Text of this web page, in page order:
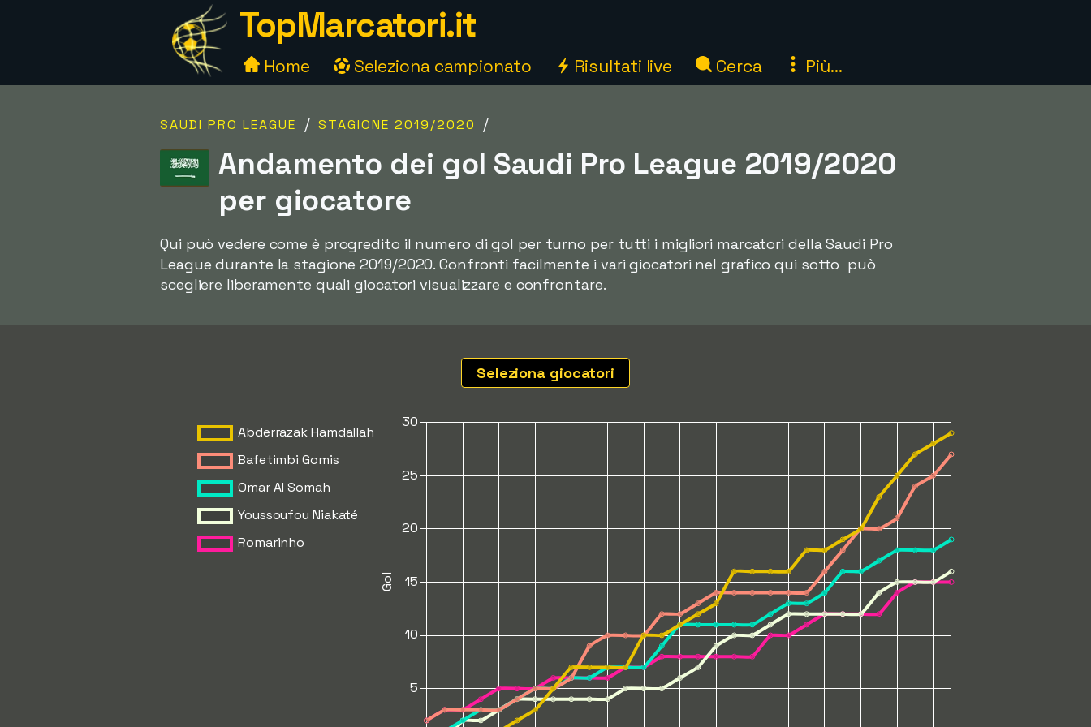
TopMarcatori.it
Home Seleziona campionato Risultati live Cerca Più...
SAUDI PRO LEAGUE / STAGIONE 2019/2020 /
Andamento dei gol Saudi Pro League 2019/2020
per giocatore
Qui può vedere come è progredito il numero di gol per turno per tutti i migliori marcatori della Saudi Pro
League durante la stagione 2019/2020. Confronti facilmente i vari giocatori nel grafico qui sotto  può
scegliere liberamente quali giocatori visualizzare e confrontare.
Seleziona giocatori